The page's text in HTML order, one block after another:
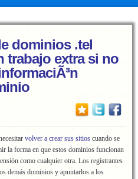
dominios .tel
trabajo extra si no
volver a crear sus sitios cuando se
la forma en que estos dominios funcionan
como cualquier otra. Los registrantes
demás dominios y apuntarlos a los